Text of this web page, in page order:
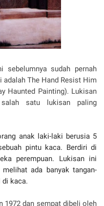
sebelumnya sudah pernah
The Hand Resist Him
Haunted Painting). Lukisan
satu lukisan paling
anak laki-laki berusia 5
pintu kaca. Berdiri di
perempuan. Lukisan ini
ada banyak tangan-
di kaca.
1972 dan sempat dibeli oleh